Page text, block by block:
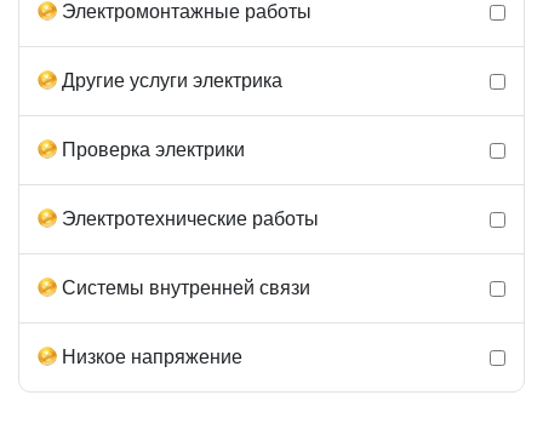
Электромонтажные работы
Другие услуги электрика
Проверка электрики
Электротехнические работы
Системы внутренней связи
Низкое напряжение